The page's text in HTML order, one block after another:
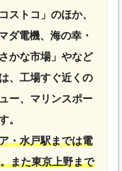
ストコ」のほか、
ダ電機、海の幸・
かな市場」やなど
、工場すぐ近くの
ー、マリンスポー
。
・水戸駅までは電
また東京上野まで